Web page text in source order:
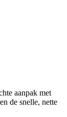
aanpak met
de snelle, nette